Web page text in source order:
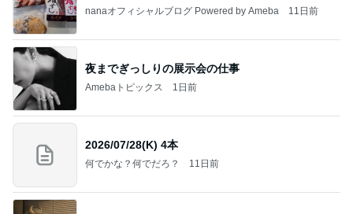
nanaオフィシャルブログ Powered by Ameba 11日前
夜までぎっしりの展示会の仕事
Amebaトピックス 1日前
2026/07/28(K) 4本
何でかな？何でだろ？ 11日前